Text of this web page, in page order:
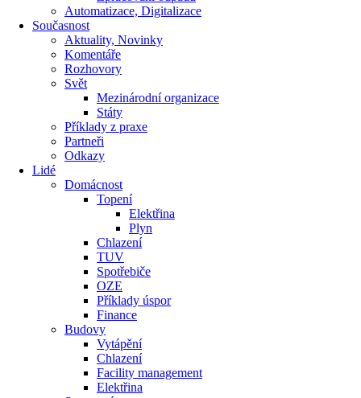
Automatizace, Digitalizace
Současnost
Aktuality, Novinky
Komentáře
Rozhovory
Svět
Mezinárodní organizace
Státy
Příklady z praxe
Partneři
Odkazy
Lidé
Domácnost
Topení
Elektřina
Plyn
Chlazení
TUV
Spotřebiče
OZE
Příklady úspor
Finance
Budovy
Vytápění
Chlazení
Facility management
Elektřina